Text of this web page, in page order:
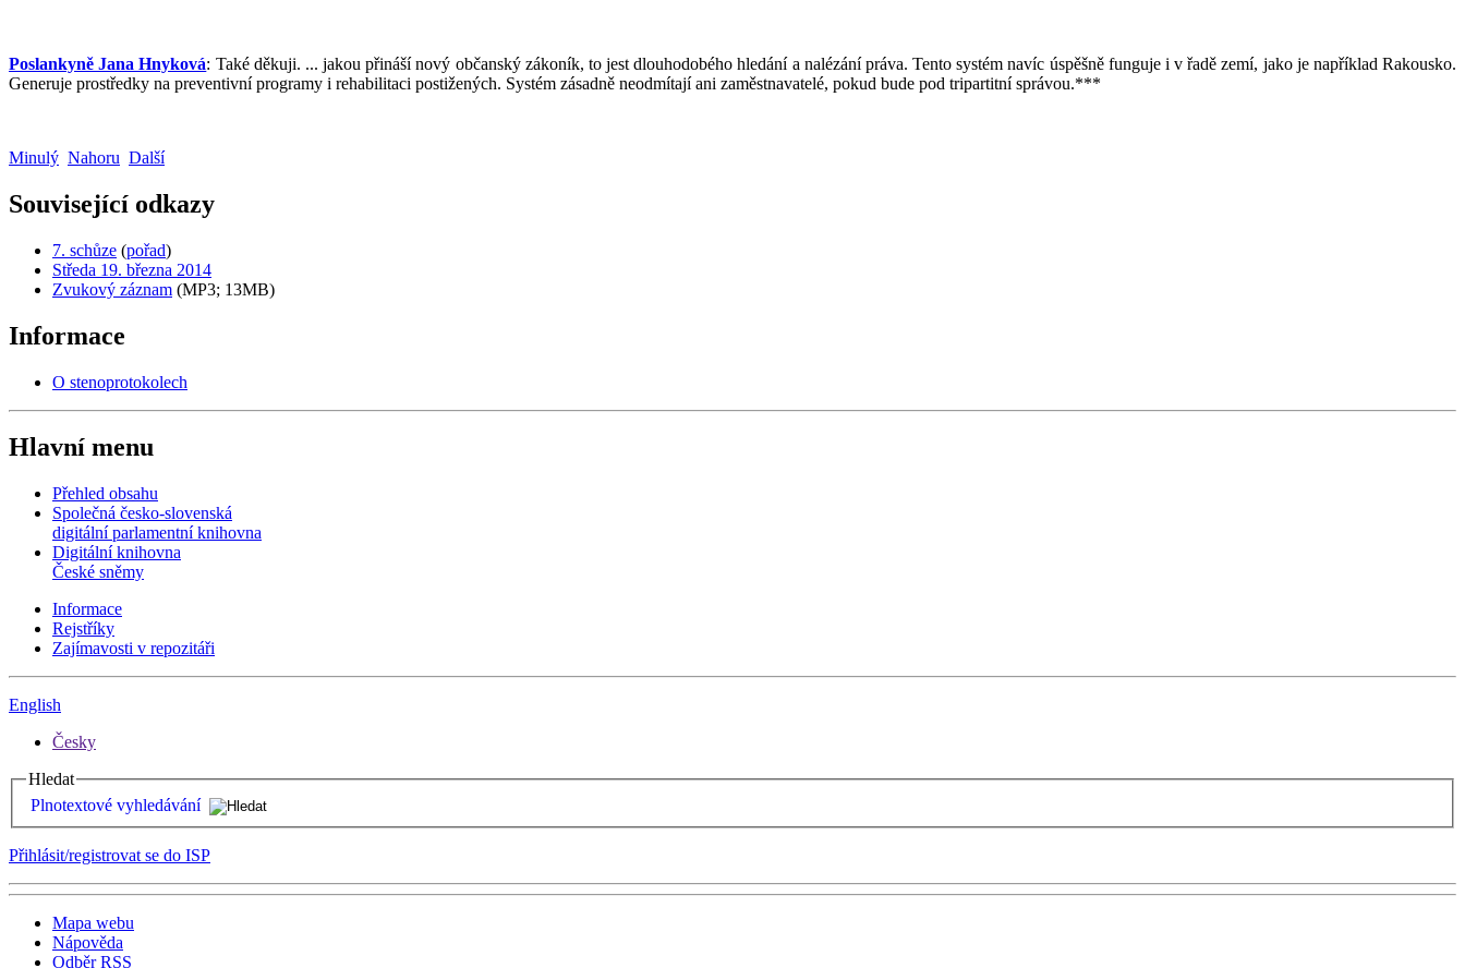
Poslankyně Jana Hnyková: Také děkuji. ... jakou přináší nový občanský zákoník, to jest dlouhodobého hledání a nalézání práva. Tento systém navíc úspěšně funguje i v řadě zemí, jako je například Rakousko.
Generuje prostředky na preventivní programy i rehabilitaci postižených. Systém zásadně neodmítají ani zaměstnavatelé, pokud bude pod tripartitní správou.***
Minulý Nahoru Další
Související odkazy
7. schůze (pořad)
Středa 19. března 2014
Zvukový záznam (MP3; 13MB)
Informace
O stenoprotokolech
Hlavní menu
Přehled obsahu
Společná česko-slovenská
digitální parlamentní knihovna
Digitální knihovna
České sněmy
Informace
Rejstříky
Zajímavosti v repozitáři
English
Česky
Hledat
Plnotextové vyhledávání
Přihlásit/registrovat se do ISP
Mapa webu
Nápověda
Odběr RSS